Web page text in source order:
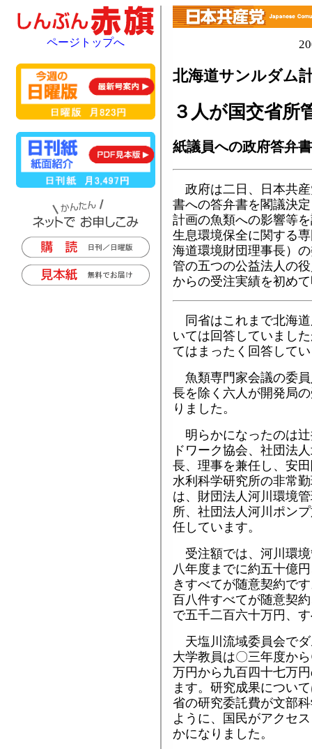
北海道サンルダム
３人が国交省所
紙議員への政府答弁書
政府は二日、日本共
書への答弁書を閣議決
計画の魚類への影響等
生息環境保全に関する
海道環境財団理事長）
管の五つの公益法人の
からの受注実績を初め
同省はこれまで北海
いては回答していまし
てはまったく回答して
魚類専門家会議の委
長を除く六人が開発局
りました。
明らかになったのは
ドワーク協会、社団法
長、理事を兼任し、安
水利科学研究所の非常
は、財団法人河川環境
所、社団法人河川ポン
任しています。
受注額では、河川環
八年度までに約五十億
きすべてが随意契約で
百八件すべてが随意契
で五千二百六十万円、
天塩川流域委員会で
大学教員は〇三年度か
万円から九百四十七万
ます。研究成果につい
省の研究委託費が文部
ように、国民がアクセ
かになりました。
ページトップへ